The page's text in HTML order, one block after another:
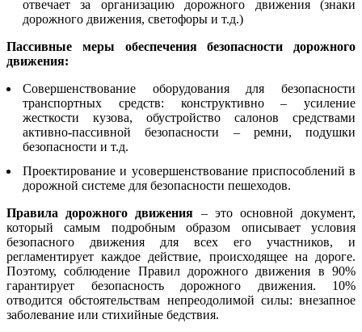
отвечает за организацию дорожного движения (знаки
дорожного движения, светофоры и т.д.)
Пассивные меры обеспечения безопасности дорожного
движения:
Совершенствование оборудования для безопасности
транспортных средств: конструктивно – усиление
жесткости кузова, обустройство салонов средствами
активно-пассивной безопасности – ремни, подушки
безопасности и т.д.
Проектирование и усовершенствование приспособлений в
дорожной системе для безопасности пешеходов.
Правила дорожного движения – это основной документ,
который самым подробным образом описывает условия
безопасного движения для всех его участников, и
регламентирует каждое действие, происходящее на дороге.
Поэтому, соблюдение Правил дорожного движения в 90%
гарантирует безопасность дорожного движения. 10%
отводится обстоятельствам непреодолимой силы: внезапное
заболевание или стихийные бедствия.